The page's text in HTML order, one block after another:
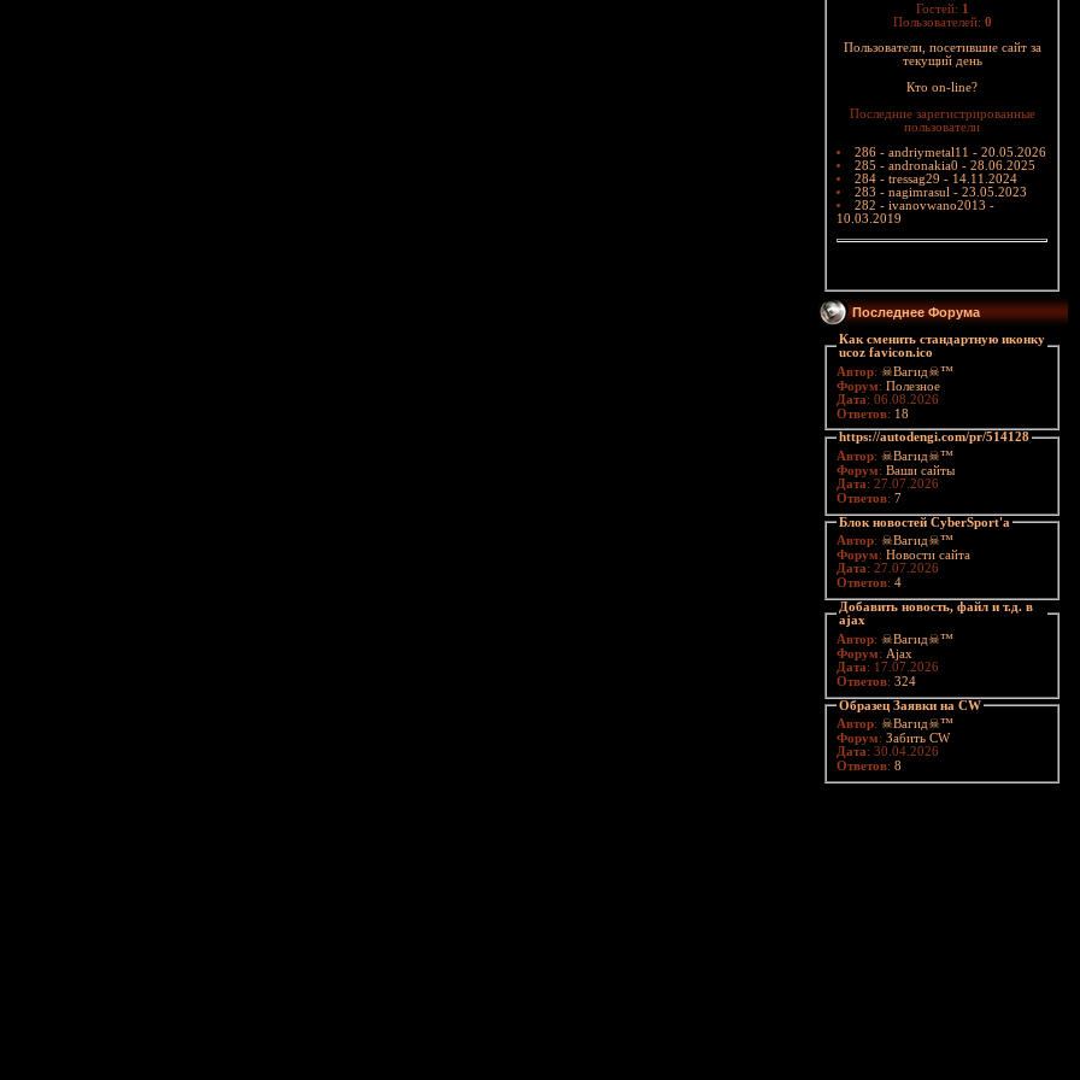
Гостей: 1
Пользователей: 0
Пользователи, посетившие сайт за
текущий день
Кто on-line?
Последние зарегистрированные
пользователи
286 - andriymetal11 - 20.05.2026
285 - andronakia0 - 28.06.2025
284 - tressag29 - 14.11.2024
283 - nagimrasul - 23.05.2023
282 - ivanovwano2013 -
10.03.2019
Последнее Форума
Как сменить стандартную иконку
ucoz favicon.ico
Автор: ☠Вагид☠™
Форум: Полезное
Дата: 06.08.2026
Ответов: 18
https://autodengi.com/pr/514128
Автор: ☠Вагид☠™
Форум: Ваши сайты
Дата: 27.07.2026
Ответов: 7
Блок новостей CyberSport'a
Автор: ☠Вагид☠™
Форум: Новости сайта
Дата: 27.07.2026
Ответов: 4
Добавить новость, файл и т.д. в
ajax
Автор: ☠Вагид☠™
Форум: Ajax
Дата: 17.07.2026
Ответов: 324
Образец Заявки на CW
Автор: ☠Вагид☠™
Форум: Забить CW
Дата: 30.04.2026
Ответов: 8